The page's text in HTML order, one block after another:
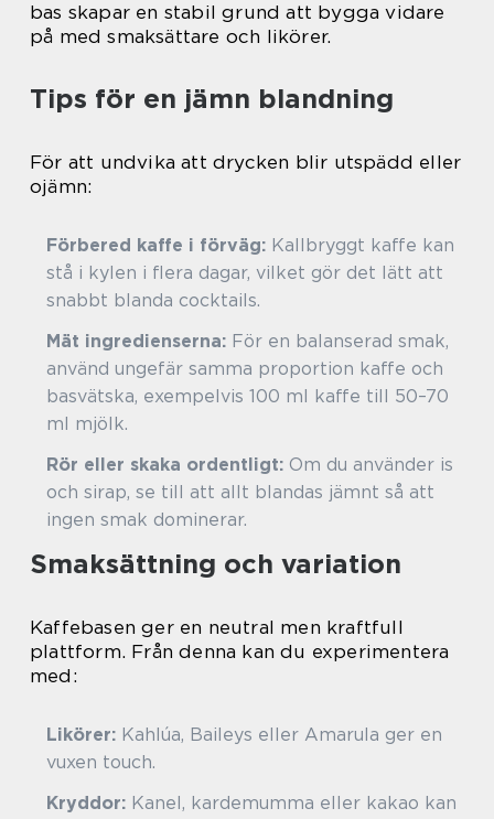
bas skapar en stabil grund att bygga vidare
på med smaksättare och likörer.
Tips för en jämn blandning
För att undvika att drycken blir utspädd eller
ojämn:
Förbered kaffe i förväg: Kallbryggt kaffe kan
stå i kylen i flera dagar, vilket gör det lätt att
snabbt blanda cocktails.
Mät ingredienserna: För en balanserad smak,
använd ungefär samma proportion kaffe och
basvätska, exempelvis 100 ml kaffe till 50–70
ml mjölk.
Rör eller skaka ordentligt: Om du använder is
och sirap, se till att allt blandas jämnt så att
ingen smak dominerar.
Smaksättning och variation
Kaffebasen ger en neutral men kraftfull
plattform. Från denna kan du experimentera
med:
Likörer: Kahlúa, Baileys eller Amarula ger en
vuxen touch.
Kryddor: Kanel, kardemumma eller kakao kan